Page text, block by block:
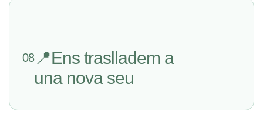
08📍Ens traslladem a
una nova seu